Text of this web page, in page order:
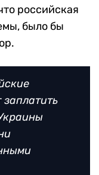
российская
было бы